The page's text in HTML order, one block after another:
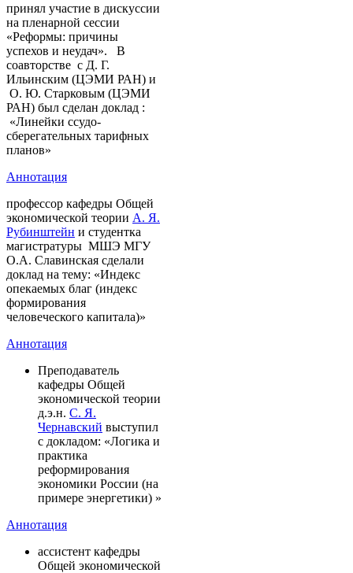
принял участие в дискуссии
на пленарной сессии
«Реформы: причины
успехов и неудач». В
соавторстве с Д. Г.
Ильинским (ЦЭМИ РАН) и
О. Ю. Старковым (ЦЭМИ
РАН) был сделан доклад :
«Линейки ссудо-
сберегательных тарифных
планов»
Аннотация
профессор кафедры Общей
экономической теории А. Я.
Рубинштейн и студентка
магистратуры МШЭ МГУ
О.А. Славинская сделали
доклад на тему: «Индекс
опекаемых благ (индекс
формирования
человеческого капитала)»
Аннотация
Преподаватель
кафедры Общей
экономической теории
д.э.н. С. Я.
Чернавский выступил
с докладом: «Логика и
практика
реформирования
экономики России (на
примере энергетики) »
Аннотация
ассистент кафедры
Общей экономической